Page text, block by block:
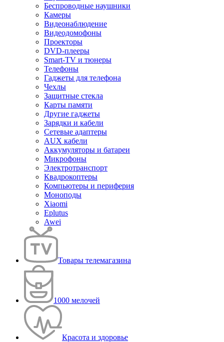
Беспроводные наушники
Камеры
Видеонаблюдение
Видеодомофоны
Проекторы
DVD-плееры
Smart-TV и тюнеры
Телефоны
Гаджеты для телефона
Чехлы
Защитные стекла
Карты памяти
Другие гаджеты
Зарядки и кабели
Сетевые адаптеры
AUX кабели
Аккумуляторы и батареи
Микрофоны
Электротранспорт
Квадрокоптеры
Компьютеры и периферия
Моноподы
Xiaomi
Eplutus
Awei
Товары телемагазина
1000 мелочей
Красота и здоровье